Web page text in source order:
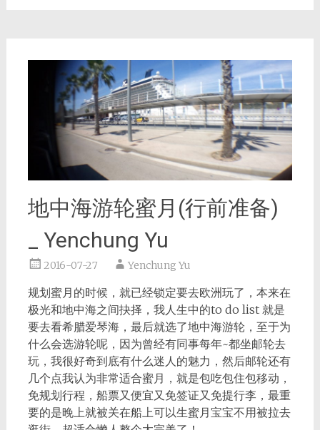
地中海游轮蜜月(行前准备)
_ Yenchung Yu
2016-07-27 Yenchung Yu
规划蜜月的时候，就已经锁定要去欧洲玩了，本来在
极光和地中海之间抉择，我人生中的to do list 就是
要去看希腊爱琴海，最后就选了地中海游轮，至于为
什么会选游轮呢，因为曾经有同事每年~都坐邮轮去
玩，我很好奇到底有什么迷人的魅力，然后邮轮还有
几个点我认为非常适合蜜月，就是包吃包住包移动，
免规划行程，船票又便宜又免签证又免提行李，最重
要的是晚上就被关在船上可以生蜜月宝宝不用被拉去